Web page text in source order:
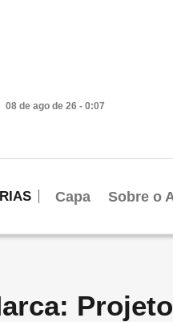
08 de ago de 26 - 0:07
Capa Sobre o